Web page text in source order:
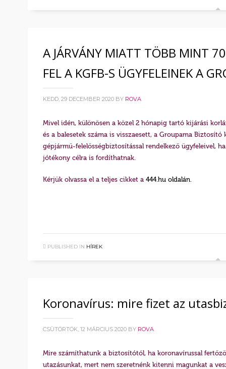
A JÁRVÁNY MIATT TÖBB MINT
FEL A KGFB-S ÜGYFELEINEK A
KEDD, 29 DECEMBER 2020 BY ROVA
Mivel idén, különösen a közel 2 hónapig tartó kijárási
és a balesetek száma is visszaesett, a Groupama
gépjármű-felelősségbiztosítással rendelkező ügyfeleivel,
jótékony célra is fordíthatnak.
Kérjük olvassa el a teljes cikket a 444.hu oldalán.
PUBLISHED IN HÍREK
Koronavírus: mire fizet az
CSÜTÖRTÖK, 12 MÁRCIUS 2020 BY ROVA
Mire számíthatunk a biztosítótól, ha koronavírussal
utazásunkat, mert nem szeretnénk kitenni magunkat a